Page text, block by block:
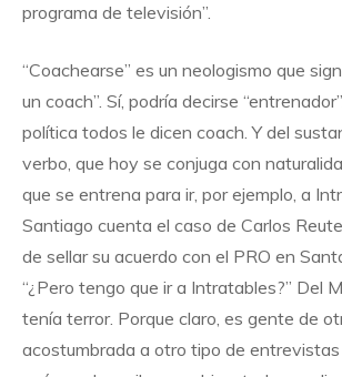
programa de televisión”.
“Coachearse” es un neologismo que
un coach”. Sí, podría decirse
política todos le dicen coach. Y del
verbo, que hoy se conjuga con
que se entrena para ir, por ejemplo, a
Santiago cuenta el caso de Carlos
de sellar su acuerdo con el PRO en
“¿Pero tengo que ir a Intratables?” Del
tenía terror. Porque claro, es gente de
acostumbrada a otro tipo de